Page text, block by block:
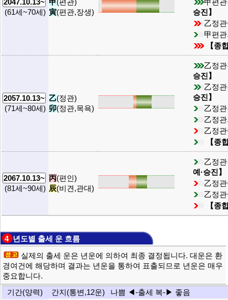
(61세~70세) 寅(편관,장생)
승진】
乙정
甲편
【종
2057.10.13~
(71세~80세)
乙(정관)
卯(정관,목욕)
乙정
승진】
乙정
승진】
乙정
乙정
乙정
【종
2067.10.13~
(81세~90세)
丙(편인)
辰(비견,관대)
乙정
예·승진】
乙정
乙정
【종
4 년도별 출세 운 흐름
실제의 출세 운은 년운에 의하여 최종 결정됩니다. 대운은 환
경여건에 해당하며 결과는 년운을 통하여 표출되므로 년운은 매우
중요합니다.
기간(양력)
간지(통변,12운) 나쁨 ◀-출세 복-▶ 좋음